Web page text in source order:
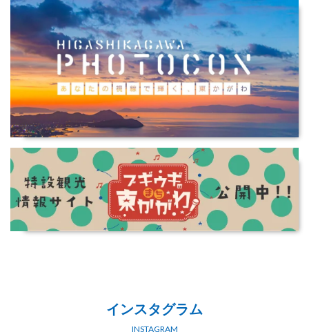
インスタグラム
INSTAGRAM